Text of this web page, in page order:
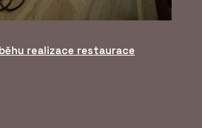
realizace restaurace